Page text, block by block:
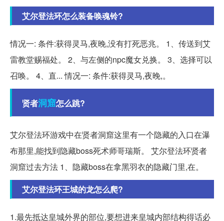
艾尔登法环怎么装备唤魂铃?
情况一: 条件:获得灵马,夜晚,没有打死恶兆。 1、传送到艾
雷教堂赐福处。 2、与左侧的npc魔女兑换。 3、选择可以
召唤。 4、直... 情况一: 条件:获得灵马,夜晚,。
贤者洞窟怎么跳?
艾尔登法环游戏中在贤者洞窟这里有一个隐藏的入口在瀑
布那里,能找到隐藏boss死术师哥瑞斯。 艾尔登法环贤者
洞窟过去方法 1、隐藏boss在拿黑羽衣的隐藏门里,在。
艾尔登法环王城的龙怎么爬?
1.最先抵达皇城外界的部位,要想进来皇城内部结构得话必